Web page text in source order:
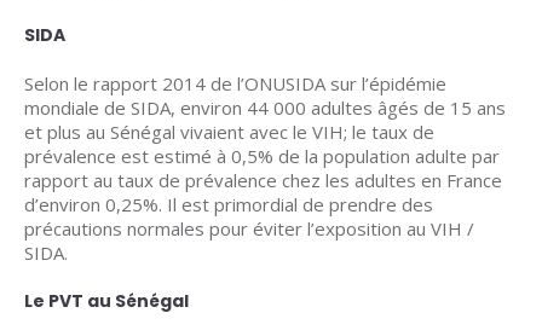
SIDA
Selon le rapport 2014 de l’ONUSIDA sur l’épidémie
mondiale de SIDA, environ 44 000 adultes âgés de 15 ans
et plus au Sénégal vivaient avec le VIH; le taux de
prévalence est estimé à 0,5% de la population adulte par
rapport au taux de prévalence chez les adultes en France
d’environ 0,25%. Il est primordial de prendre des
précautions normales pour éviter l’exposition au VIH /
SIDA.
Le PVT au Sénégal